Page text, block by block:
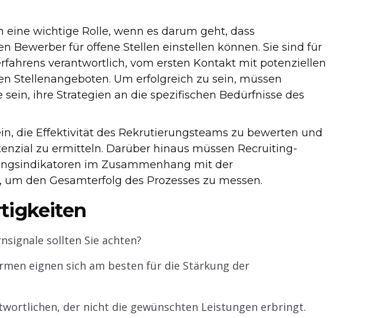
eine wichtige Rolle, wenn es darum geht, dass
Bewerber für offene Stellen einstellen können. Sie sind für
verantwortlich, vom ersten Kontakt mit potenziellen
Stellenangeboten. Um erfolgreich zu sein, müssen
ihre Strategien an die spezifischen Bedürfnisse des
die Effektivität des Rekrutierungsteams zu bewerten und
zu ermitteln. Darüber hinaus müssen Recruiting-
im Zusammenhang mit der
den Gesamterfolg des Prozesses zu messen.
sollten Sie achten?
eignen sich am besten für die Stärkung der
der nicht die gewünschten Leistungen erbringt.